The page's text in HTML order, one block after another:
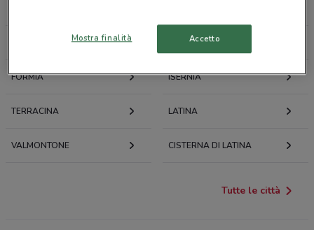
COLLEFERRO
FORMIA ISERNIA
TERRACINA LATINA
VALMONTONE CISTERNA DI LATINA
Tutte le città
Mostra finalità Accetto